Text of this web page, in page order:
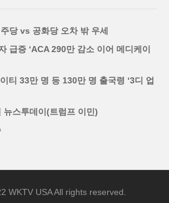
당 vs 공화당 오차 밖 우세
급증 ‘ACA 290만 감소 이어 메디케이
티 33만 명 등 130만 명 출국령 ‘3디 업
스투데이(트럼프 이민)
WKTV USA All rights reserved.